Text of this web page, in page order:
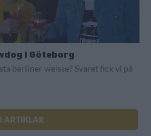
i Göteborg
berliner weisse? Svaret fick vi på
ARTIKLAR